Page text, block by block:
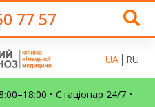
77 57
UA RU
• Стаціонар 24/7 •